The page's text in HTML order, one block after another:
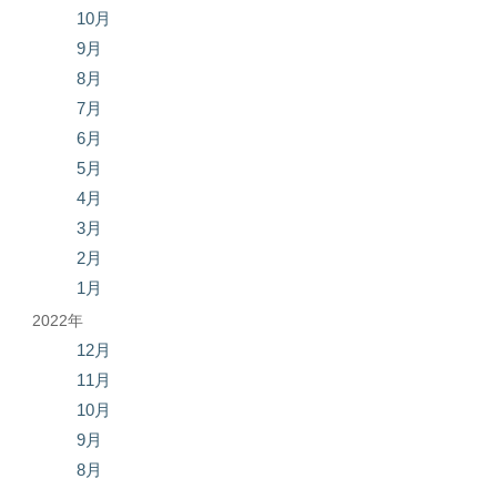
10月
9月
8月
7月
6月
5月
4月
3月
2月
1月
2022年
12月
11月
10月
9月
8月